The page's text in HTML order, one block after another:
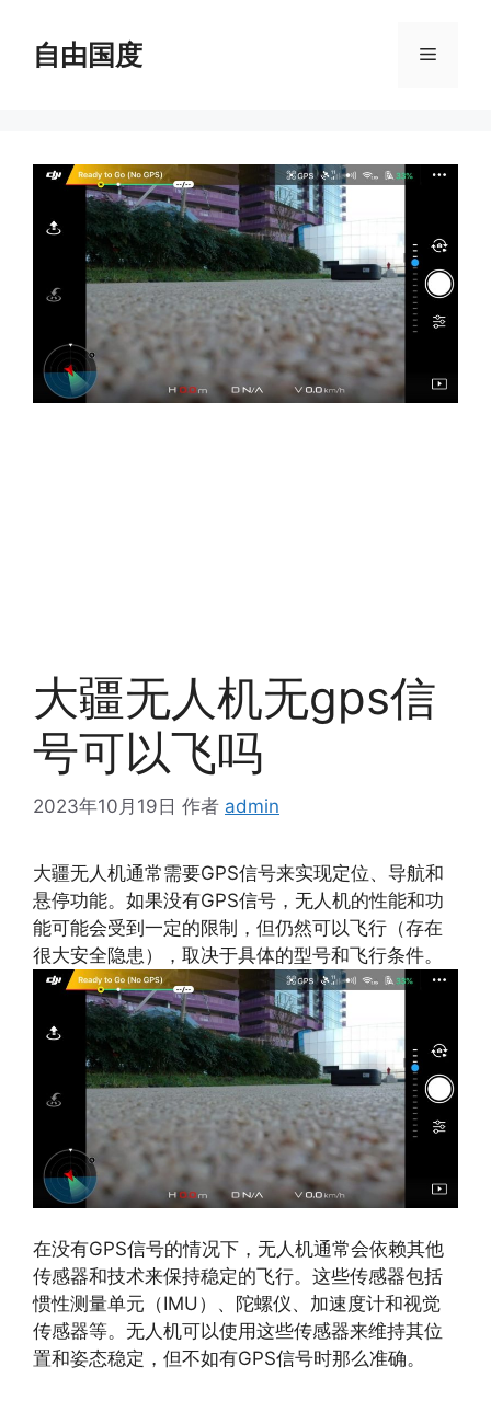
自由国度 菜
大疆无人机无gps信
号可以飞吗
2023年10月19日 作者 admin
大疆无人机通常需要GPS信号来实现定位、导航和
悬停功能。如果没有GPS信号，无人机的性能和功
能可能会受到一定的限制，但仍然可以飞行（存在
很大安全隐患），取决于具体的型号和飞行条件。
在没有GPS信号的情况下，无人机通常会依赖其他
传感器和技术来保持稳定的飞行。这些传感器包括
惯性测量单元（IMU）、陀螺仪、加速度计和视觉
传感器等。无人机可以使用这些传感器来维持其位
置和姿态稳定，但不如有GPS信号时那么准确。